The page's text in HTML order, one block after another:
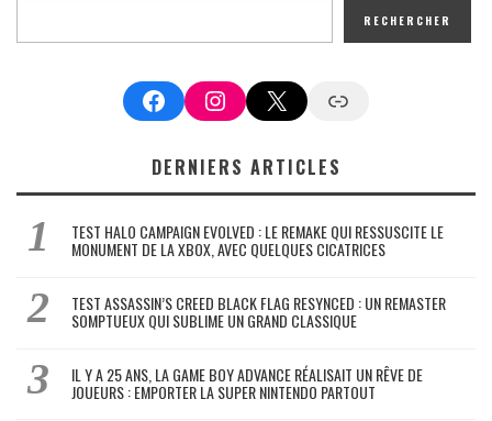
RECHERCHER
FacebookInstagram
X Google News
DERNIERS ARTICLES
TEST HALO CAMPAIGN EVOLVED : LE REMAKE QUI RESSUSCITE LE
MONUMENT DE LA XBOX, AVEC QUELQUES CICATRICES
TEST ASSASSIN’S CREED BLACK FLAG RESYNCED : UN REMASTER
SOMPTUEUX QUI SUBLIME UN GRAND CLASSIQUE
IL Y A 25 ANS, LA GAME BOY ADVANCE RÉALISAIT UN RÊVE DE
JOUEURS : EMPORTER LA SUPER NINTENDO PARTOUT